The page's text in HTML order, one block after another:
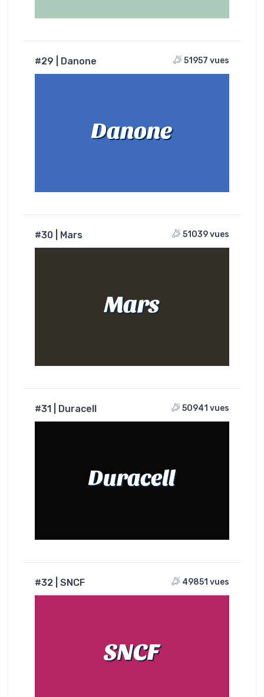
#29 | Danone 51957 vues
Danone
#30 | Mars 51039 vues
Mars
#31 | Duracell 50941 vues
Duracell
#32 | SNCF 49851 vues
SNCF